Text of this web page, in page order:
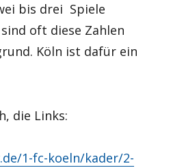
bis drei Spiele
oft diese Zahlen
Köln ist dafür ein
die Links:
1-fc-koeln/kader/2-